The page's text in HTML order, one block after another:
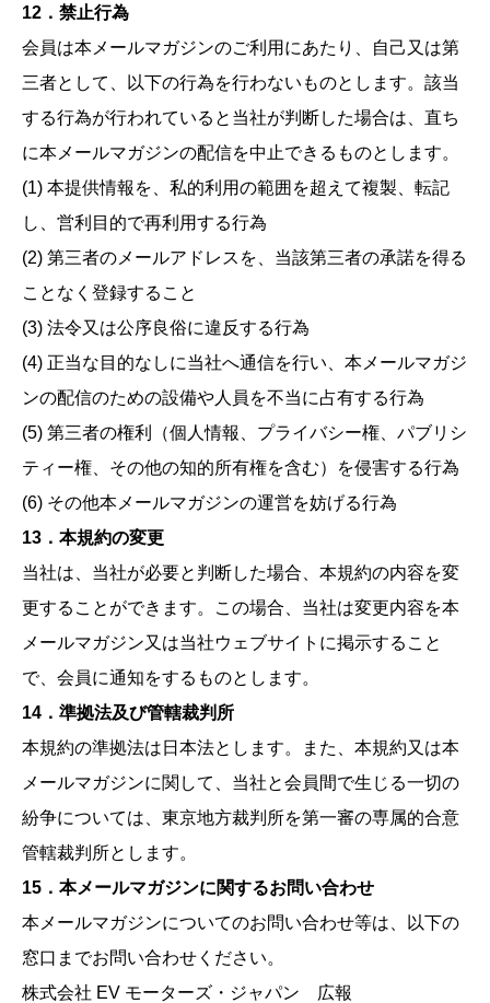
12．禁止行為
会員は本メールマガジンのご利用にあたり、自己又は第
三者として、以下の行為を行わないものとします。該当
する行為が行われていると当社が判断した場合は、直ち
に本メールマガジンの配信を中止できるものとします。
(1) 本提供情報を、私的利用の範囲を超えて複製、転記
し、営利目的で再利用する行為
(2) 第三者のメールアドレスを、当該第三者の承諾を得る
ことなく登録すること
(3) 法令又は公序良俗に違反する行為
(4) 正当な目的なしに当社へ通信を行い、本メールマガジ
ンの配信のための設備や人員を不当に占有する行為
(5) 第三者の権利（個人情報、プライバシー権、パブリシ
ティー権、その他の知的所有権を含む）を侵害する行為
(6) その他本メールマガジンの運営を妨げる行為
13．本規約の変更
当社は、当社が必要と判断した場合、本規約の内容を変
更することができます。この場合、当社は変更内容を本
メールマガジン又は当社ウェブサイトに掲示すること
で、会員に通知をするものとします。
14．準拠法及び管轄裁判所
本規約の準拠法は日本法とします。また、本規約又は本
メールマガジンに関して、当社と会員間で生じる一切の
紛争については、東京地方裁判所を第一審の専属的合意
管轄裁判所とします。
15．本メールマガジンに関するお問い合わせ
本メールマガジンについてのお問い合わせ等は、以下の
窓口までお問い合わせください。
株式会社 EV モーターズ・ジャパン 広報